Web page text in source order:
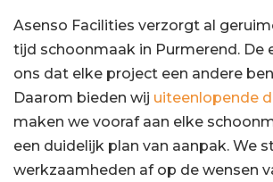
Asenso Facilities verzorgt al
tijd schoonmaak in Purmerend. De
ons dat elke project een andere
Daarom bieden wij uiteenlopende
maken we vooraf aan elke
een duidelijk plan van aanpak. We
werkzaamheden af op de wensen